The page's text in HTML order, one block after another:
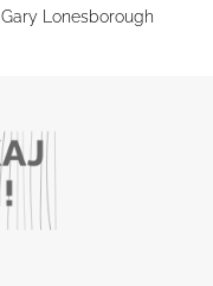
Gary Lonesborough